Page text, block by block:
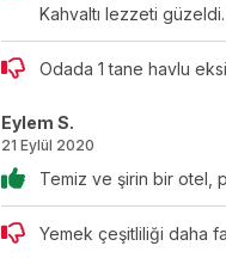
Kahvaltı lezzeti
Odada 1 tane havlu
Eylem S.
21 Eylül 2020
Temiz ve şirin bir otel,
Yemek çeşitliliği daha